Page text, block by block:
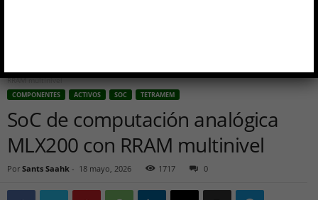
RRAM multinivel
COMPONENTES ACTIVOS SOC TETRAMEM
SoC de computación analógica
MLX200 con RRAM multinivel
Por Sants Saahk - 18 mayo, 2026 1717 0